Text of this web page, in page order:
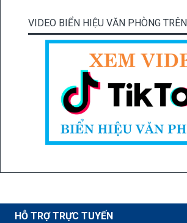
VIDEO BIỂN HIỆU VĂN PHÒNG
HỖ TRỢ TRỰC TUYẾN